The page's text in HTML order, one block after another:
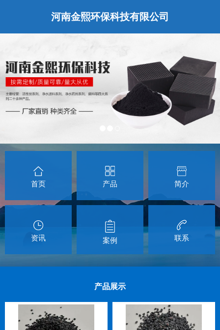
河南金熙环保科技有限公司
首页 产品 简介
资讯 案例 联系
产品展示